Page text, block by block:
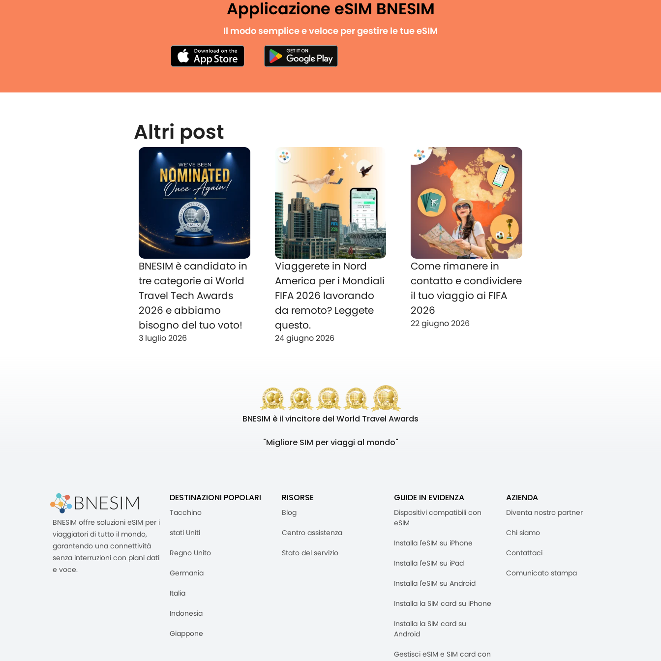
Applicazione eSIM BNESIM
Il modo semplice e veloce per gestire le tue eSIM
Altri post
BNESIM è candidato in
tre categorie ai World
Travel Tech Awards
2026 e abbiamo
bisogno del tuo voto!
3 luglio 2026
Viaggerete in Nord
America per i Mondiali
FIFA 2026 lavorando
da remoto? Leggete
questo.
24 giugno 2026
Come rimanere in
contatto e condividere
il tuo viaggio ai FIFA
2026
22 giugno 2026
BNESIM è il vincitore del World Travel Awards
"Migliore SIM per viaggi al mondo"
BNESIM offre soluzioni eSIM per i
viaggiatori di tutto il mondo,
garantendo una connettività
senza interruzioni con piani dati
e voce.
DESTINAZIONI POPOLARI
Tacchino
stati Uniti
Regno Unito
Germania
Italia
Indonesia
Giappone
RISORSE
Blog
Centro assistenza
Stato del servizio
GUIDE IN EVIDENZA
Dispositivi compatibili con
eSIM
Installa l'eSIM su iPhone
Installa l'eSIM su iPad
Installa l'eSIM su Android
Installa la SIM card su iPhone
Installa la SIM card su
Android
Gestisci eSIM e SIM card con
AZIENDA
Diventa nostro partner
Chi siamo
Contattaci
Comunicato stampa